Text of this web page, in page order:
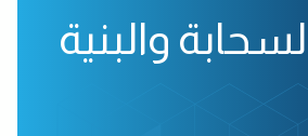
والبنية